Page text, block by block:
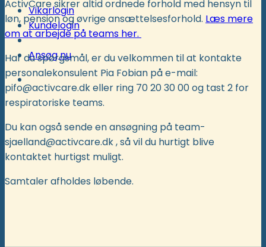
Vikarlogin
Kundelogin
Ansøg nu
ActivCare sikrer altid ordnede forhold med hensyn til
løn, pension og øvrige ansættelsesforhold. Læs mere
om at arbejde på teams her.
Har du spørgsmål, er du velkommen til at kontakte
personalekonsulent Pia Fobian på e-mail:
pifo@activcare.dk eller ring 70 20 30 00 og tast 2 for
respiratoriske teams.
Du kan også sende en ansøgning på team-
sjaelland@activcare.dk , så vil du hurtigt blive
kontaktet hurtigst muligt.
Samtaler afholdes løbende.